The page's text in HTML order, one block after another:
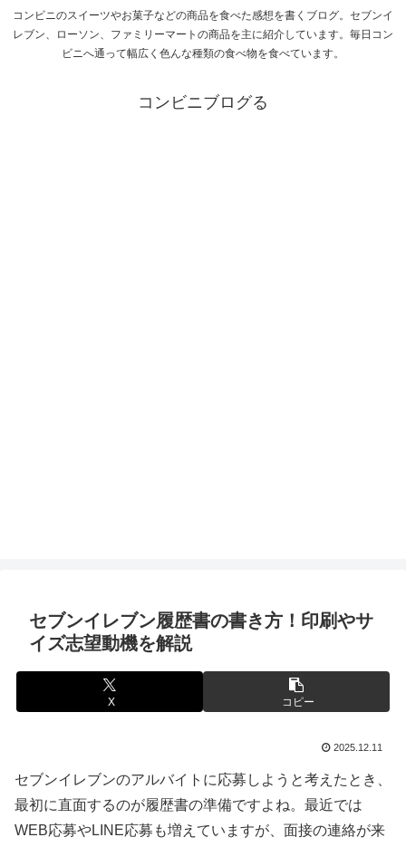
コンビニのスイーツやお菓子などの商品を食べた感想を書くブログ。セブンイ
レブン、ローソン、ファミリーマートの商品を主に紹介しています。毎日コン
ビニへ通って幅広く色んな種類の食べ物を食べています。
コンビニブログる
セブンイレブン履歴書の書き方！印刷やサ
イズ志望動機を解説
X コピー
2025.12.11
セブンイレブンのアルバイトに応募しようと考えたとき、
最初に直面するのが履歴書の準備ですよね。最近では
WEB応募やLINE応募も増えていますが、面接の連絡が来